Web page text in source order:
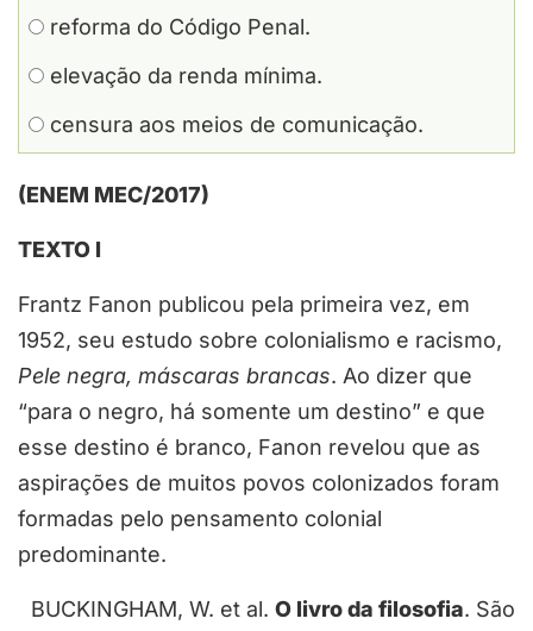
reforma do Código Penal.
elevação da renda mínima.
censura aos meios de comunicação.
(ENEM MEC/2017)
TEXTO I
Frantz Fanon publicou pela primeira vez, em
1952, seu estudo sobre colonialismo e racismo,
Pele negra, máscaras brancas. Ao dizer que
“para o negro, há somente um destino” e que
esse destino é branco, Fanon revelou que as
aspirações de muitos povos colonizados foram
formadas pelo pensamento colonial
predominante.
BUCKINGHAM, W. et al. O livro da filosofia. São